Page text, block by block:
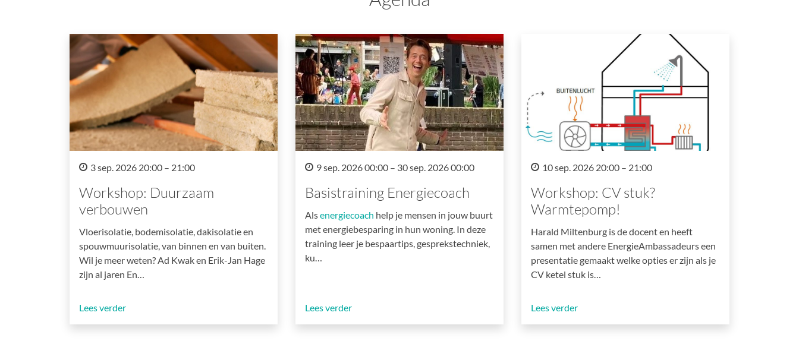
3 sep. 2026 20:00 – 21:00
Workshop: Duurzaam
verbouwen
Vloerisolatie, bodemisolatie, dakisolatie en
spouwmuurisolatie, van binnen en van buiten.
Wil je meer weten? Ad Kwak en Erik-Jan Hage
zijn al jaren En…
Lees verder
9 sep. 2026 00:00 – 30 sep. 2026 00:00
Basistraining Energiecoach
Alsenergiecoach help je mensen in jouw buurt
met energiebesparing in hun woning. In deze
training leer je bespaartips, gesprekstechniek,
ku…
Lees verder
10 sep. 2026 20:00 – 21:00
Workshop: CV stuk?
Warmtepomp!
Harald Miltenburg is de docent en heeft
samen met andere EnergieAmbassadeurs een
presentatie gemaakt welke opties er zijn als je
CV ketel stuk is…
Lees verder